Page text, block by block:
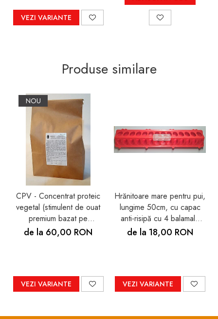
VEZI VARIANTE
Produse similare
NOU
CPV - Concentrat proteic
vegetal (stimulent de ouat
premium bazat pe
aminoacizi esenţiali) -
pentru păsări, purcei,
de la 60,00 RON
VEZI VARIANTE
Hrănitoare mare pentru pui,
lungime 50cm, cu capac
anti-risipă cu 4 balamale
duble + 4 închideri tip
bumb în inel
de la 18,00 RON
VEZI VARIANTE